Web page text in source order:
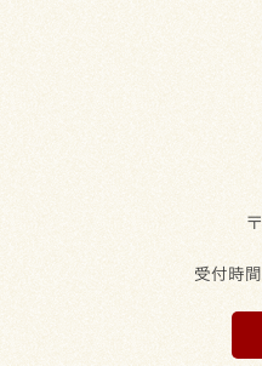
受付時